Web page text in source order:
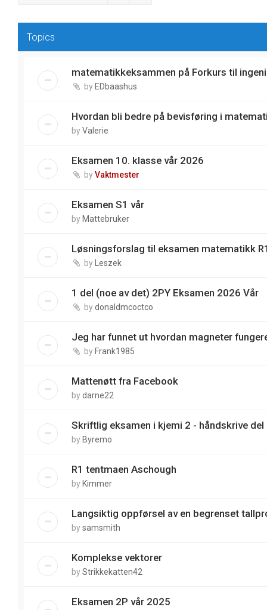
Topics
matematikkeksammen på Forkurs til
by EDbaashus
Hvordan bli bedre på bevisføring i
byValerie
Eksamen 10. klasse vår 2026
byVaktmester
Eksamen S1 vår
by Mattebruker
Løsningsforslag til eksamen matematikk
by Leszek
1 del (noe av det) 2PY Eksamen 2026 Vår
bydonaldmcoctco
Jeg har funnet ut hvordan magneter
by Frank1985
Mattenøtt fra Facebook
bydarne22
Skriftlig eksamen i kjemi 2 - håndskrive del
by Byremo
R1 tentmaen Aschough
by Kimmer
Langsiktig oppførsel av en begrenset
bysamsmith
Komplekse vektorer
byStrikkekatten42
Eksamen 2P vår 2025